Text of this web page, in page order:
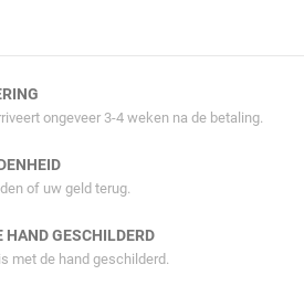
ongeveer 3-4 weken na de betaling.
of uw geld terug.
HAND GESCHILDERD
met de hand geschilderd.